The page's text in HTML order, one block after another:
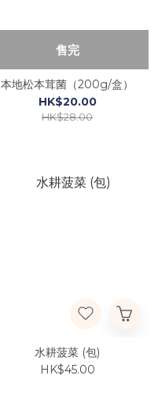
售完
本地松本茸菌（200g/盒）
HK$20.00
HK$28.00
水耕菠菜 (包)
HK$45.00